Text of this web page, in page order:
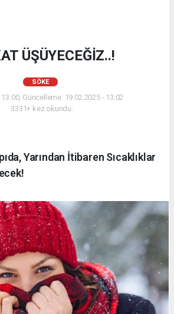
ÜŞÜYECEĞİZ..!
SÖKE
Güncelleme: 19.02.2025 - 13:02
3331+ kez okundu.
Yarından İtibaren Sıcaklıklar